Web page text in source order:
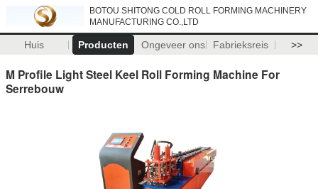
BOTOU SHITONG COLD ROLL FORMING MACHINERY
MANUFACTURING CO.,LTD
Huis Producten Ongeveer ons Fabrieksreis >>
M Profile Light Steel Keel Roll Forming Machine For
Serrebouw